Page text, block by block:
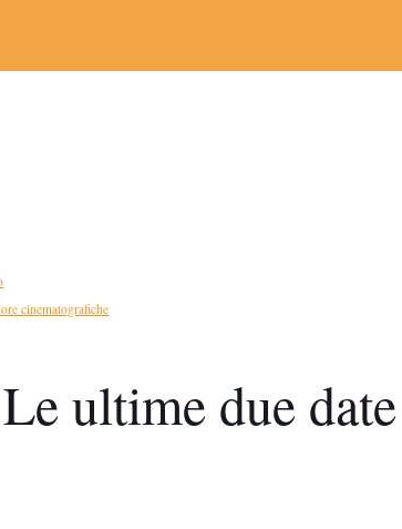
cinematografiche
ultime due